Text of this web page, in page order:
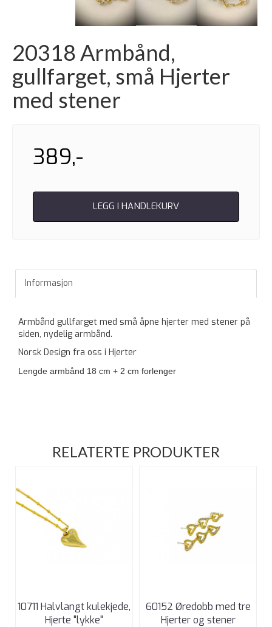
20318 Armbånd,
gullfarget, små Hjerter
med stener
389,-
LEGG I HANDLEKURV
Informasjon
Armbånd gullfarget med små åpne hjerter med stener på
siden, nydelig armbånd.
Norsk Design fra oss i Hjerter
Lengde armbånd 18 cm + 2 cm forlenger
RELATERTE PRODUKTER
10711 Halvlangt kulekjede,
Hjerte "lykke"
60152 Øredobb med tre
Hjerter og stener